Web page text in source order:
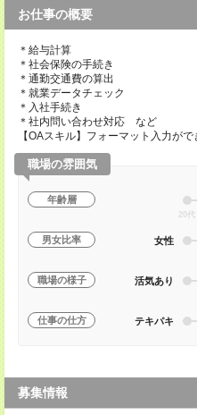
お仕事の概要
＊給与計算
＊社会保険の手続き
＊通勤交通費の算出
＊就業データチェック
＊入社手続き
＊社内問い合わせ対応 など
【OAスキル】フォーマット入力がで
職場の雰囲気
年齢層
20代
男女比率 女性
職場の様子 活気あり
仕事の仕方 テキパキ
募集情報